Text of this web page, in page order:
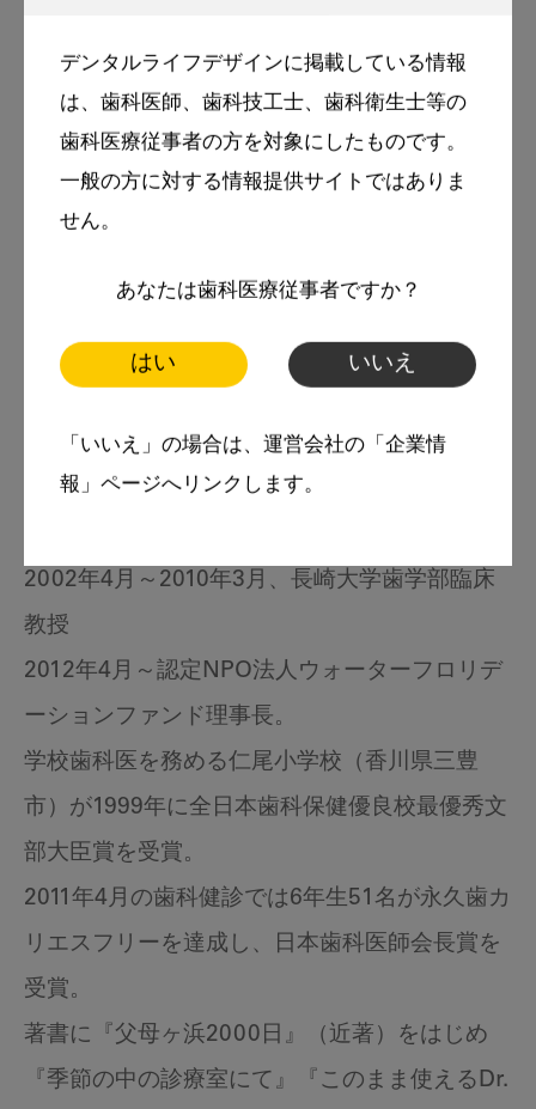
デンタルライフデザインに掲載している情報
は、歯科医師、歯科技工士、歯科衛生士等の
歯科医療従事者の方を対象にしたものです。
一般の方に対する情報提供サイトではありま
せん。
あなたは歯科医療従事者ですか？
はい いいえ
「いいえ」の場合は、運営会社の「企業情
報」ページへリンクします。
浪越歯科医院院長（香川県三豊市）
日本補綴歯科学会専門医
1987年3月、長崎大学歯学部卒業
（歯学博士）
1991年4月～1994年5月 長崎大学歯学部助手
2001年4月～2002年3月、長崎大学歯学部臨床
2002年4月～2010年3月、長崎大学歯学部臨床
教授
2012年4月～認定NPO法人ウォーターフロリデ
ーションファンド理事長。
学校歯科医を務める仁尾小学校（香川県三豊
市）が1999年に全日本歯科保健優良校最優秀文
部大臣賞を受賞。
2011年4月の歯科健診では6年生51名が永久歯カ
リエスフリーを達成し、日本歯科医師会長賞を
受賞。
著書に『父母ヶ浜2000日』（近著）をはじめ
『季節の中の診療室にて』『このまま使えるDr.